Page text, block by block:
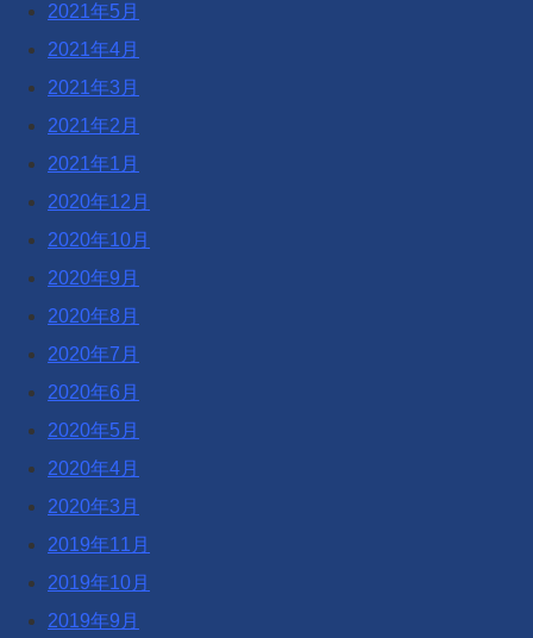
2021年5月
2021年4月
2021年3月
2021年2月
2021年1月
2020年12月
2020年10月
2020年9月
2020年8月
2020年7月
2020年6月
2020年5月
2020年4月
2020年3月
2019年11月
2019年10月
2019年9月